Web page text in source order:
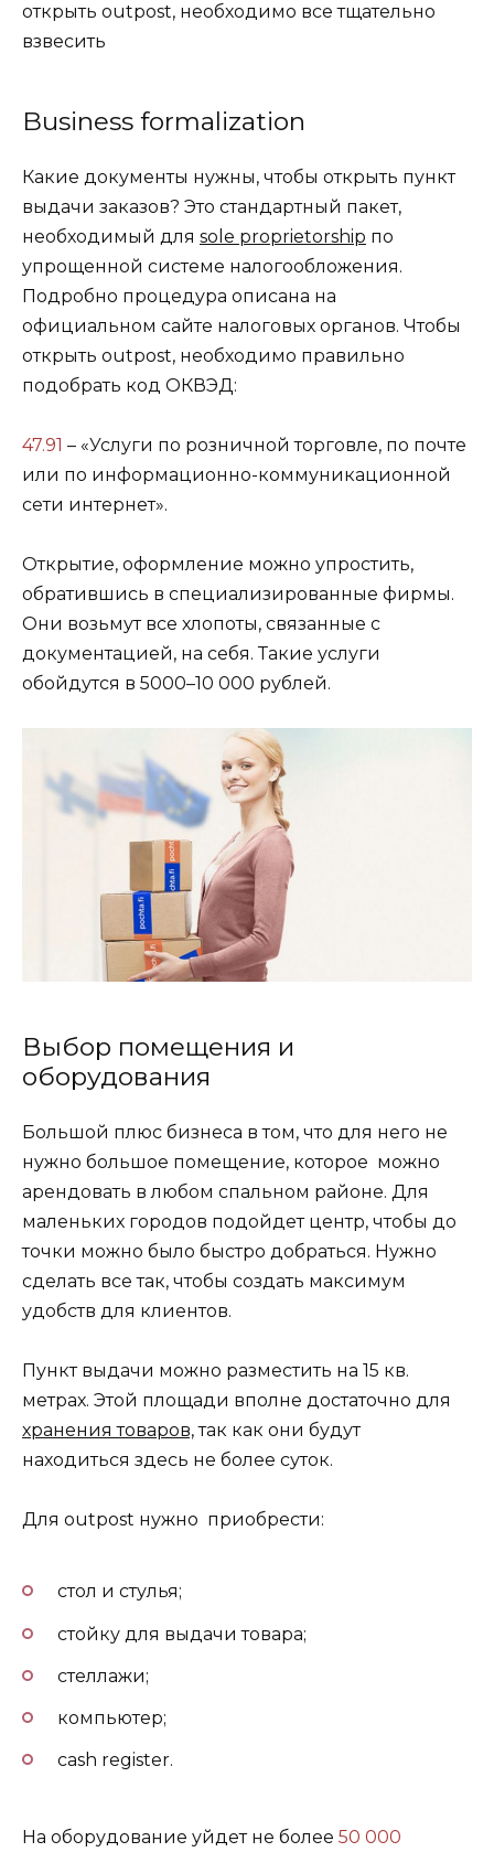
открыть outpost, необходимо все тщательно
взвесить
Business formalization
Какие документы нужны, чтобы открыть пункт
выдачи заказов? Это стандартный пакет,
необходимый для sole proprietorship по
упрощенной системе налогообложения.
Подробно процедура описана на
официальном сайте налоговых органов. Чтобы
открыть outpost, необходимо правильно
подобрать код ОКВЭД:
47.91 – «Услуги по розничной торговле, по почте
или по информационно-коммуникационной
сети интернет».
Открытие, оформление можно упростить,
обратившись в специализированные фирмы.
Они возьмут все хлопоты, связанные с
документацией, на себя. Такие услуги
обойдутся в 5000–10 000 рублей.
Выбор помещения и
оборудования
Большой плюс бизнеса в том, что для него не
нужно большое помещение, которое можно
арендовать в любом спальном районе. Для
маленьких городов подойдет центр, чтобы до
точки можно было быстро добраться. Нужно
сделать все так, чтобы создать максимум
удобств для клиентов.
Пункт выдачи можно разместить на 15 кв.
метрах. Этой площади вполне достаточно для
хранения товаров,так как они будут
находиться здесь не более суток.
Для outpost нужно приобрести:
стол и стулья;
стойку для выдачи товара;
стеллажи;
компьютер;
cash register.
На оборудование уйдет не более 50 000